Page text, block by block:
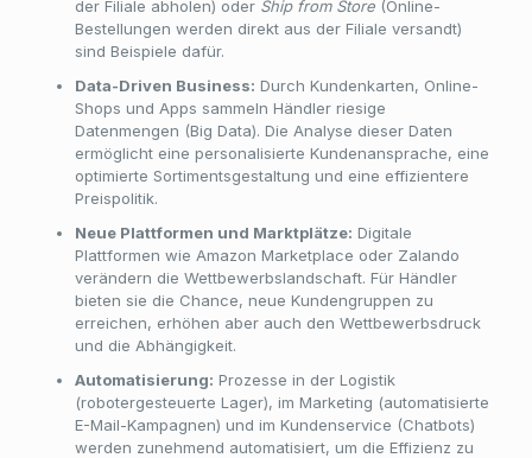
der Filiale abholen) oder Ship from Store (Online-
Bestellungen werden direkt aus der Filiale versandt)
sind Beispiele dafür.
Data-Driven Business: Durch Kundenkarten, Online-
Shops und Apps sammeln Händler riesige
Datenmengen (Big Data). Die Analyse dieser Daten
ermöglicht eine personalisierte Kundenansprache, eine
optimierte Sortimentsgestaltung und eine effizientere
Preispolitik.
Neue Plattformen und Marktplätze: Digitale
Plattformen wie Amazon Marketplace oder Zalando
verändern die Wettbewerbslandschaft. Für Händler
bieten sie die Chance, neue Kundengruppen zu
erreichen, erhöhen aber auch den Wettbewerbsdruck
und die Abhängigkeit.
Automatisierung: Prozesse in der Logistik
(robotergesteuerte Lager), im Marketing (automatisierte
E-Mail-Kampagnen) und im Kundenservice (Chatbots)
werden zunehmend automatisiert, um die Effizienz zu